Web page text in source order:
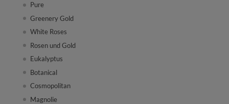
Pure
Greenery Gold
White Roses
Rosen und Gold
Eukalyptus
Botanical
Cosmopolitan
Magnolie